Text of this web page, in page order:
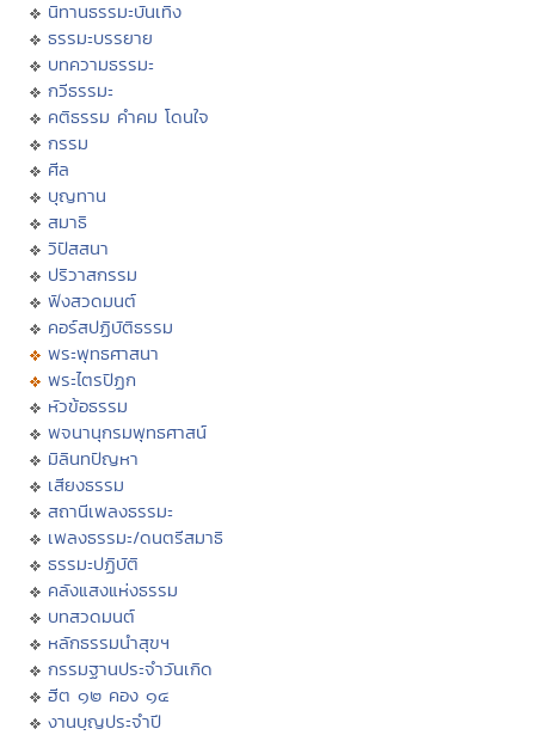
นิทานธรรมะบันเทิง
ธรรมะบรรยาย
บทความธรรมะ
กวีธรรมะ
คติธรรม คำคม โดนใจ
กรรม
ศีล
บุญทาน
สมาธิ
วิปัสสนา
ปริวาสกรรม
ฟังสวดมนต์
คอร์สปฏิบัติธรรม
พระพุทธศาสนา
พระไตรปิฏก
หัวข้อธรรม
พจนานุกรมพุทธศาสน์
มิลินทปัญหา
เสียงธรรม
สถานีเพลงธรรมะ
เพลงธรรมะ/ดนตรีสมาธิ
ธรรมะปฏิบัติ
คลังแสงแห่งธรรม
บทสวดมนต์
หลักธรรมนำสุขฯ
กรรมฐานประจำวันเกิด
ฮีต ๑๒ คอง ๑๔
งานบุญประจำปี